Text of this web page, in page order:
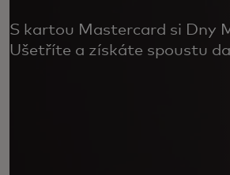
S kartou Mastercard si Dny
Ušetříte a získáte spoustu